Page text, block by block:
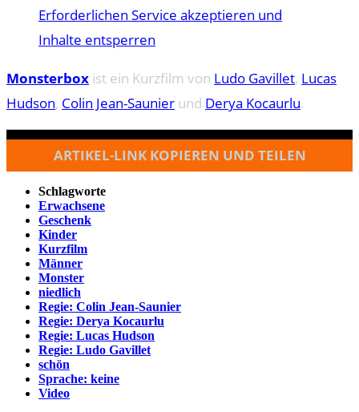
Erforderlichen Service akzeptieren und
Inhalte entsperren
Monsterbox ist ein Kurzfilm von Ludo Gavillet, Lucas
Hudson, Colin Jean-Saunier und Derya Kocaurlu.
ARTIKEL-LINK KOPIEREN UND TEILEN
Schlagworte
Erwachsene
Geschenk
Kinder
Kurzfilm
Männer
Monster
niedlich
Regie: Colin Jean-Saunier
Regie: Derya Kocaurlu
Regie: Lucas Hudson
Regie: Ludo Gavillet
schön
Sprache: keine
Video